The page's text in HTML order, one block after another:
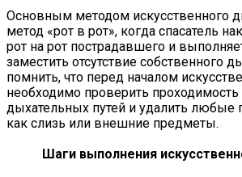
Основным методом искусственного
метод «рот в рот», когда спасатель
рот на рот пострадавшего и
заместить отсутствие собственного
помнить, что перед началом
необходимо проверить проходимость
дыхательных путей и удалить любые
как слизь или внешние предметы.
Шаги выполнения